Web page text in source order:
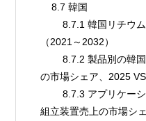
    8.7 韓国
        8.7.1 韓国リチウム電池組立装置市場規模
（2021～2032）
        8.7.2 製品別の韓国リチウム電池組立装置売上
の市場シェア、2025
        8.7.3 アプリケーション別の韓国リチウム電池
組立装置売上の市場シ